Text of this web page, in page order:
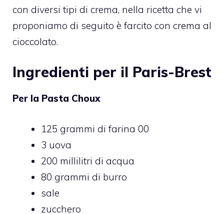
con diversi tipi di crema, nella ricetta che vi
proponiamo di seguito è farcito con crema al
cioccolato.
Ingredienti per il Paris-Brest
Per la Pasta Choux
125 grammi di farina 00
3 uova
200 millilitri di acqua
80 grammi di burro
sale
zucchero